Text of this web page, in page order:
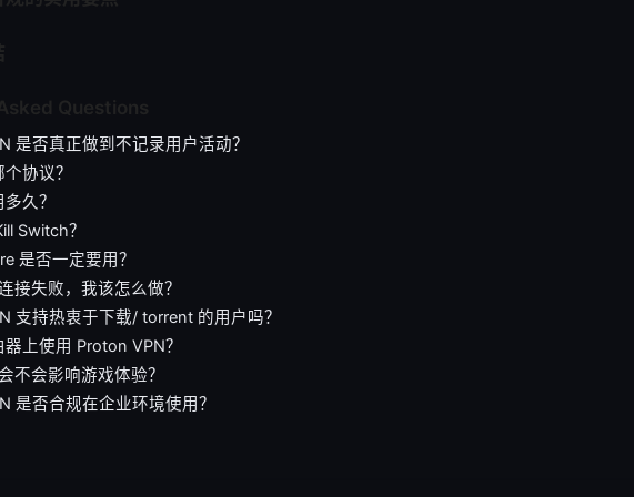
是否真正做到不记录用户活动？
协议？
久？
Switch？
是否一定要用？
接失败，我该怎么做？
支持热衷于下载/ torrent 的用户吗？
上使用 Proton VPN？
不会影响游戏体验？
是否合规在企业环境使用？